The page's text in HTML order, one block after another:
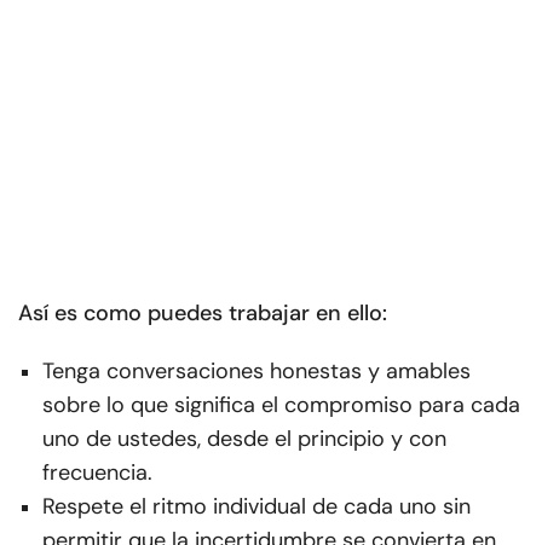
Así es como puedes trabajar en ello:
Tenga conversaciones honestas y amables
sobre lo que significa el compromiso para cada
uno de ustedes, desde el principio y con
frecuencia.
Respete el ritmo individual de cada uno sin